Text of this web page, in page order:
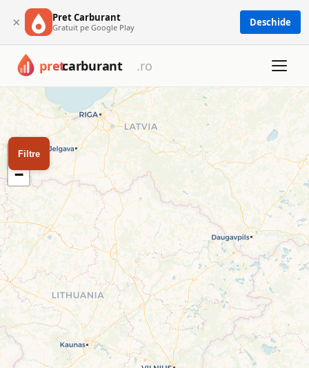
× Pret Carburant
Gratuit pe Google Play Deschide
Harta benzinăriilor din
Harta cu toate cele 1673 benzinării din România: Petrom,
Filtrează după tip de carburant sau rețea pentru a găsi
Filtre
+
−